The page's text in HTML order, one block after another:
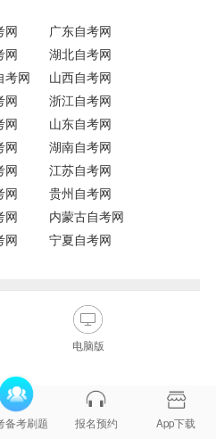
网
广东自考网
网
湖北自考网
考网
山西自考网
网
浙江自考网
网
山东自考网
网
湖南自考网
网
江苏自考网
网
贵州自考网
网
内蒙古自考网
网
宁夏自考网
电脑版
备考刷题 报名预约 App下载